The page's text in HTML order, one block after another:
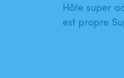
Hôte super
est propre